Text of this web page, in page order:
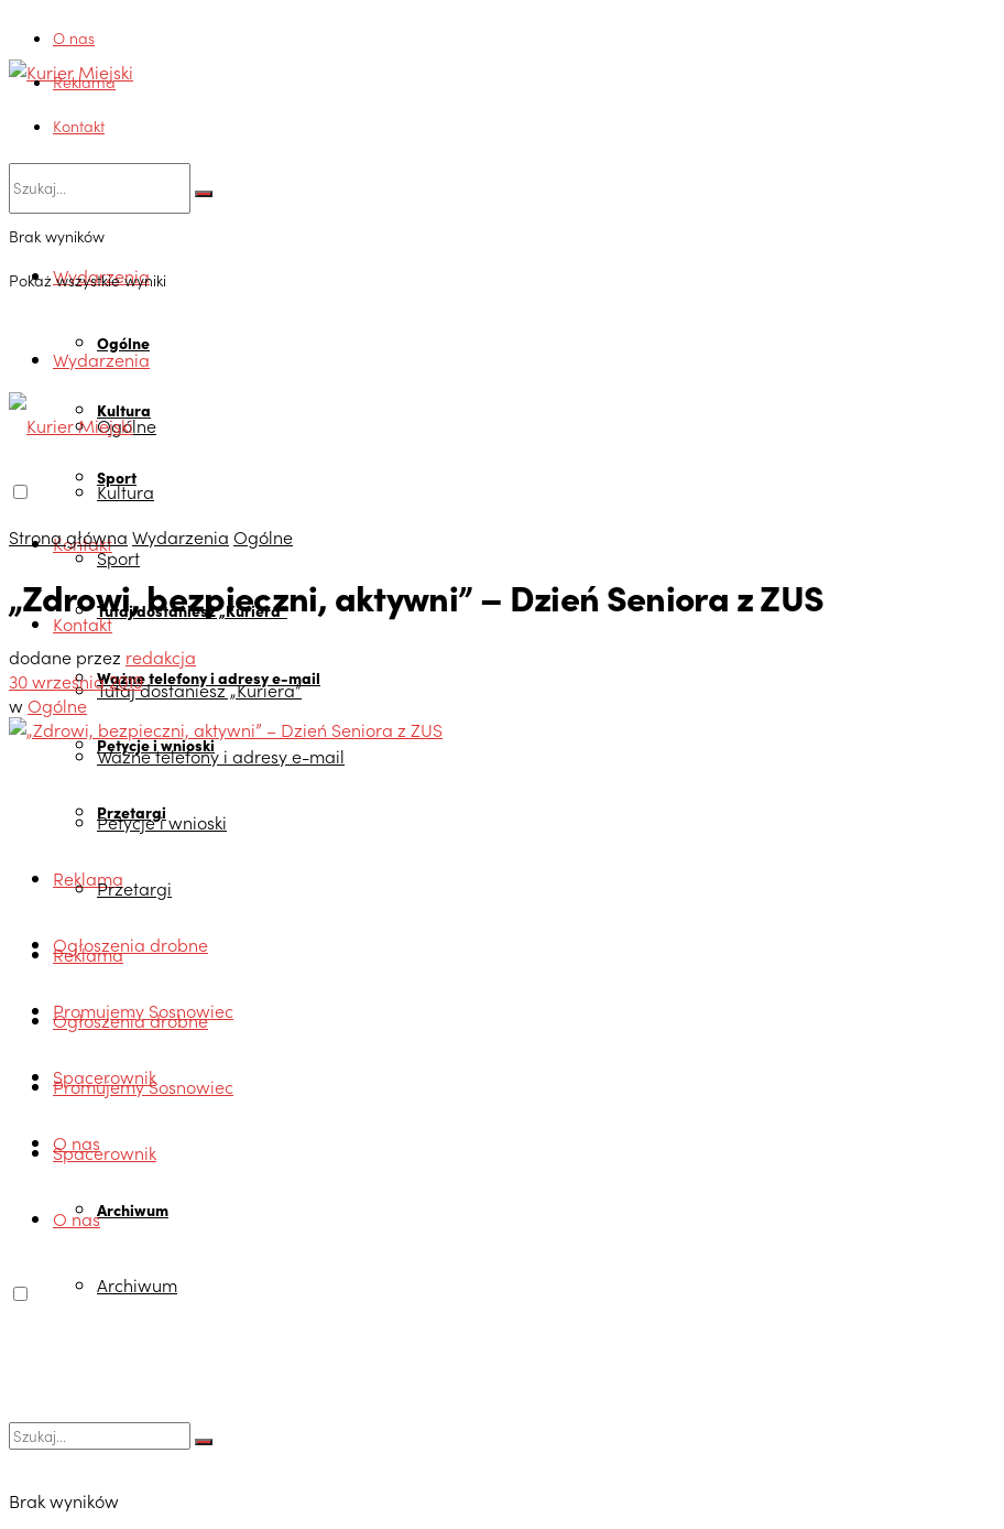
O nas
Reklama
Kontakt
Brak wyników
Pokaż wszystkie wyniki
Wydarzenia
Ogólne
Kultura
Sport
Kontakt
Tutaj dostaniesz „Kuriera”
Ważne telefony i adresy e-mail
Petycje i wnioski
Przetargi
Reklama
Ogłoszenia drobne
Promujemy Sosnowiec
Spacerownik
O nas
Archiwum
Wydarzenia
Ogólne
Kultura
Sport
Kontakt
Tutaj dostaniesz „Kuriera”
Ważne telefony i adresy e-mail
Petycje i wnioski
Przetargi
Reklama
Ogłoszenia drobne
Promujemy Sosnowiec
Spacerownik
O nas
Archiwum
Brak wyników
Strona główna Wydarzenia Ogólne
„Zdrowi, bezpieczni, aktywni” – Dzień Seniora z ZUS
dodane przez redakcja
30 września 2019
wOgólne